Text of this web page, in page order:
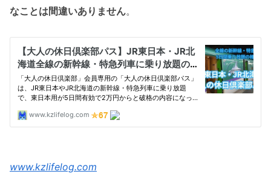
なことは間違いありません。
www.kzlifelog.com